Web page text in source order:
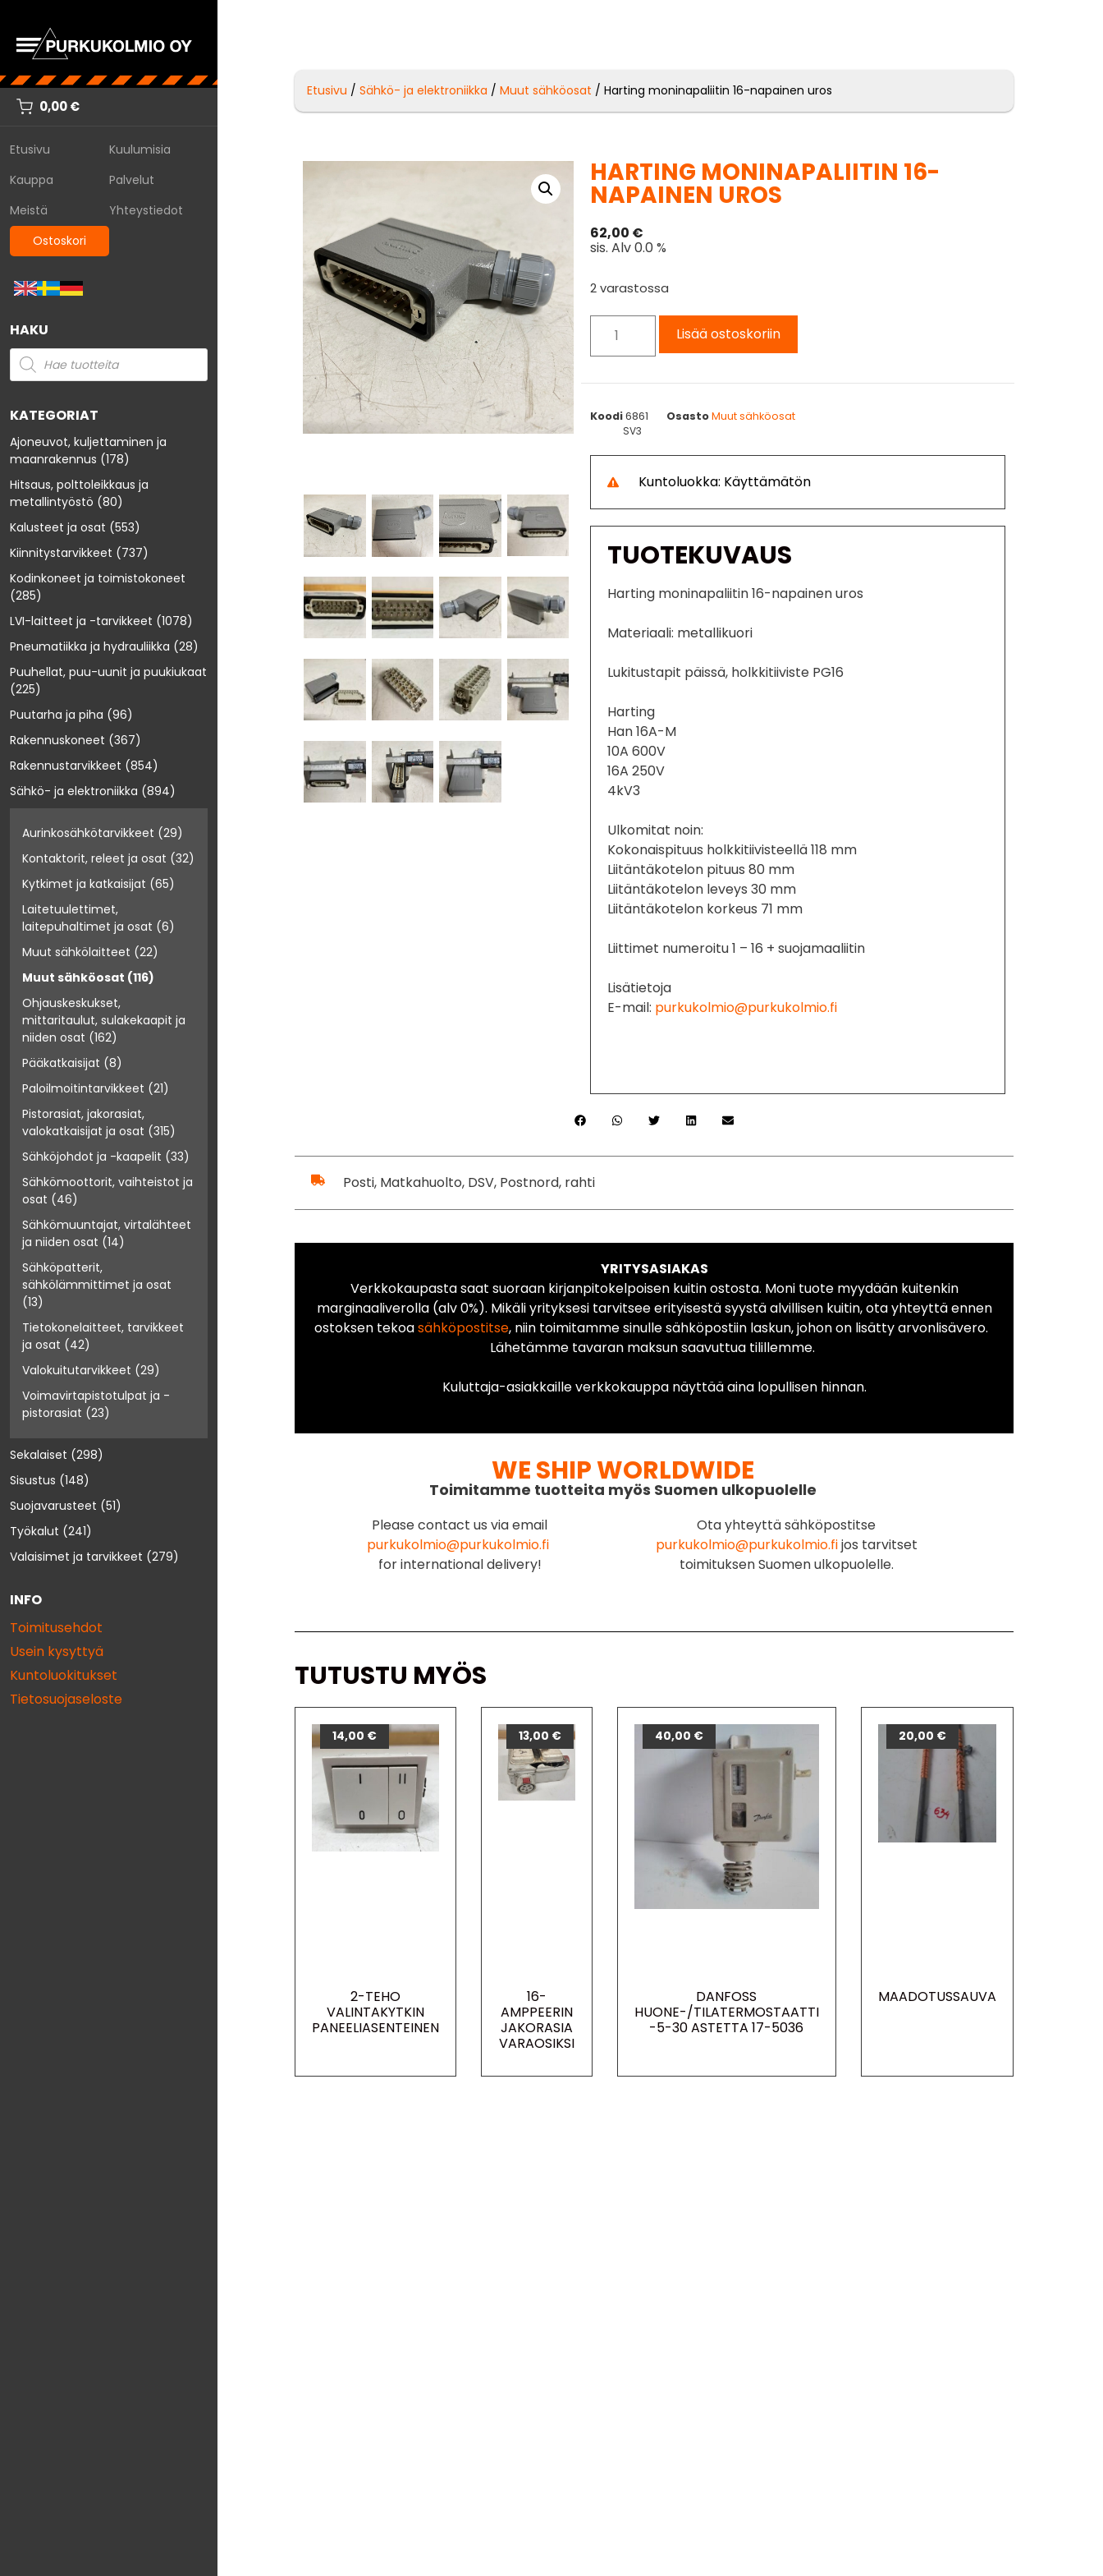
0,00€
Etusivu
Kuulumisia
Kauppa
Palvelut
Meistä
Yhteystiedot
Ostoskori
HAKU
KATEGORIAT
Ajoneuvot, kuljettaminen ja
maanrakennus (178)
Hitsaus, polttoleikkaus ja
metallintyöstö (80)
Kalusteet ja osat (553)
Kiinnitystarvikkeet (737)
Kodinkoneet ja toimistokoneet
(285)
LVI-laitteet ja -tarvikkeet (1078)
Pneumatiikka ja hydrauliikka (28)
Puuhellat, puu-uunit ja puukiukaat
(225)
Puutarha ja piha (96)
Rakennuskoneet (367)
Rakennustarvikkeet (854)
Sähkö- ja elektroniikka (894)
Aurinkosähkötarvikkeet (29)
Kontaktorit, releet ja osat (32)
Kytkimet ja katkaisijat (65)
Laitetuulettimet,
laitepuhaltimet ja osat (6)
Muut sähkölaitteet (22)
Muut sähköosat (116)
Ohjauskeskukset,
mittaritaulut, sulakekaapit ja
niiden osat (162)
Pääkatkaisijat (8)
Paloilmoitintarvikkeet (21)
Pistorasiat, jakorasiat,
valokatkaisijat ja osat (315)
Sähköjohdot ja -kaapelit (33)
Sähkömoottorit, vaihteistot ja
osat (46)
Sähkömuuntajat, virtalähteet
ja niiden osat (14)
Sähköpatterit,
sähkölämmittimet ja osat
(13)
Tietokonelaitteet, tarvikkeet
ja osat (42)
Valokuitutarvikkeet (29)
Voimavirtapistotulpat ja -
pistorasiat (23)
Sekalaiset (298)
Sisustus (148)
Suojavarusteet (51)
Työkalut (241)
Valaisimet ja tarvikkeet (279)
INFO
Toimitusehdot
Usein kysyttyä
Kuntoluokitukset
Tietosuojaseloste
Etusivu /Sähkö- ja elektroniikka /Muut sähköosat / Harting moninapaliitin 16-napainen uros
HARTING MONINAPALIITIN 16-
NAPAINEN UROS
62,00 €
sis. Alv 0.0 %
2 varastossa
Lisää ostoskoriin
Koodi6861 Osasto Muut sähköosat
SV3
Kuntoluokka: Käyttämätön
TUOTEKUVAUS
Harting moninapaliitin 16-napainen uros
Materiaali: metallikuori
Lukitustapit päissä, holkkitiiviste PG16
Harting
Han 16A-M
10A 600V
16A 250V
4kV3
Ulkomitat noin:
Kokonaispituus holkkitiivisteellä 118 mm
Liitäntäkotelon pituus 80 mm
Liitäntäkotelon leveys 30 mm
Liitäntäkotelon korkeus 71 mm
Liittimet numeroitu 1 – 16 + suojamaaliitin
Lisätietoja
E-mail: purkukolmio@purkukolmio.fi
Posti, Matkahuolto, DSV, Postnord, rahti
YRITYSASIAKAS
Verkkokaupasta saat suoraan kirjanpitokelpoisen kuitin ostosta. Moni tuote myydään kuitenkin
marginaaliverolla (alv 0%). Mikäli yrityksesi tarvitsee erityisestä syystä alvillisen kuitin, ota yhteyttä ennen
ostoksen tekoasähköpostitse, niin toimitamme sinulle sähköpostiin laskun, johon on lisätty arvonlisävero.
Lähetämme tavaran maksun saavuttua tilillemme.
Kuluttaja-asiakkaille verkkokauppa näyttää aina lopullisen hinnan.
WE SHIP WORLDWIDE
Toimitamme tuotteita myös Suomen ulkopuolelle
Please contact us via email
purkukolmio@purkukolmio.fi
for international delivery!
Ota yhteyttä sähköpostitse
purkukolmio@purkukolmio.fijos tarvitset
toimituksen Suomen ulkopuolelle.
TUTUSTU MYÖS
2-TEHO
VALINTAKYTKIN
PANEELIASENTEINEN
14,00 €
16-
AMPPEERIN
JAKORASIA
VARAOSIKSI
13,00 €
DANFOSS
HUONE-/TILATERMOSTAATTI
-5-30 ASTETTA 17-5036
40,00 €
MAADOTUSSAUVA
20,00 €